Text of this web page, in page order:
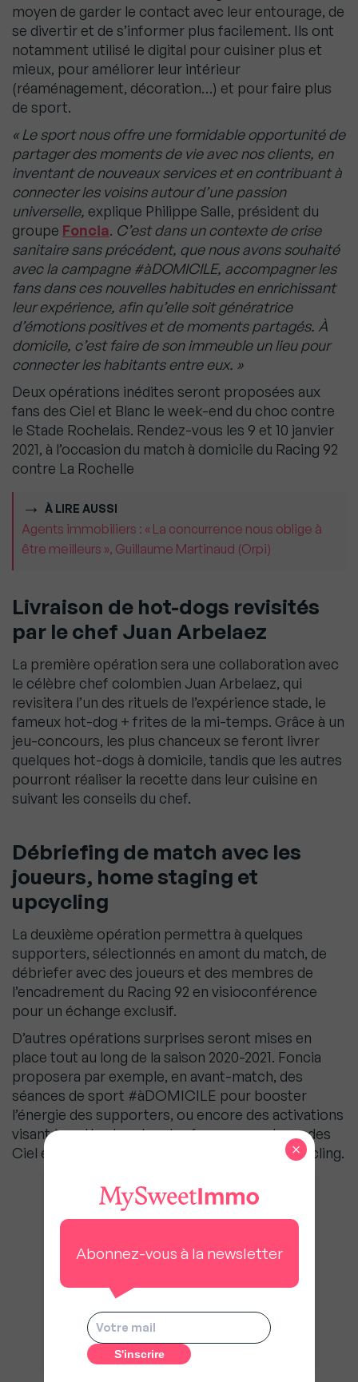
moyen de garder le contact avec leur entourage, de
se divertir et de s’informer plus facilement. Ils ont
notamment utilisé le digital pour cuisiner plus et
mieux, pour améliorer leur intérieur
(réaménagement, décoration…) et pour faire plus
de sport.
« Le sport nous offre une formidable opportunité de
partager des moments de vie avec nos clients, en
inventant de nouveaux services et en contribuant à
connecter les voisins autour d’une passion
universelle, explique Philippe Salle, président du
groupe Foncia. C’est dans un contexte de crise
sanitaire sans précédent, que nous avons souhaité
avec la campagne #àDOMICILE, accompagner les
fans dans ces nouvelles habitudes en enrichissant
leur expérience, afin qu’elle soit génératrice
d’émotions positives et de moments partagés. À
domicile, c’est faire de son immeuble un lieu pour
connecter les habitants entre eux. »
Deux opérations inédites seront proposées aux
fans des Ciel et Blanc le week-end du choc contre
le Stade Rochelais. Rendez-vous les 9 et 10 janvier
2021, à l’occasion du match à domicile du Racing 92
contre La Rochelle
À LIRE AUSSI
Agents immobiliers : « La concurrence nous oblige à
être meilleurs », Guillaume Martinaud (Orpi)
Livraison de hot-dogs revisités
par le chef Juan Arbelaez
La première opération sera une collaboration avec
le célèbre chef colombien Juan Arbelaez, qui
revisitera l’un des rituels de l’expérience stade, le
fameux hot-dog + frites de la mi-temps. Grâce à un
jeu-concours, les plus chanceux se feront livrer
quelques hot-dogs à domicile, tandis que les autres
pourront réaliser la recette dans leur cuisine en
suivant les conseils du chef.
Débriefing de match avec les
joueurs, home staging et
upcycling
La deuxième opération permettra à quelques
supporters, sélectionnés en amont du match, de
débriefer avec des joueurs et des membres de
l’encadrement du Racing 92 en visioconférence
pour un échange exclusif.
D’autres opérations surprises seront mises en
place tout au long de la saison 2020-2021. Foncia
proposera par exemple, en avant-match, des
séances de sport #àDOMICILE pour booster
l’énergie des supporters, ou encore des activations
visant à mettre le salon des fans aux couleurs des
Ciel et Blanc grâce au home staging et à l’upcycling.
Cliquez pour accepter les cookies
Abonnez-vous à la newsletter
×